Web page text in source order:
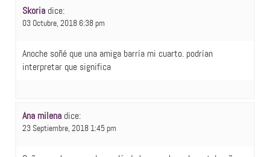
Skoria dice:
03 Octubre, 2018 6:38 pm
Anoche soñé que una amiga barría mi cuarto. podrían
interpretar que significa
Ana milena dice:
23 Septiembre, 2018 1:45 pm